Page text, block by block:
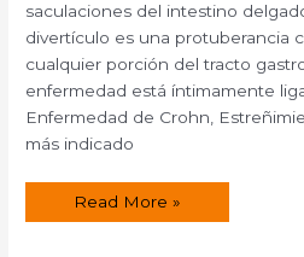
saculaciones del intestino
divertículo es una protuberancia
cualquier porción del tracto
enfermedad está íntimamente
Enfermedad de Crohn,
más indicado
Diverticulosis
Read More »